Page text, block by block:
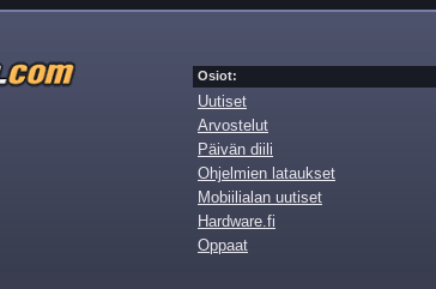
Osiot:
Uutiset
Arvostelut
Päivän diili
Ohjelmien lataukset
Mobiilialan uutiset
Hardware.fi
Oppaat